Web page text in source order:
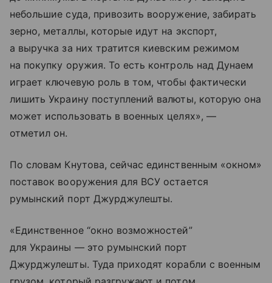
небольшие суда, привозить вооружение, забирать
зерно, металлы, которые идут на экспорт,
а выручка за них тратится киевским режимом
на покупку оружия. То есть контроль над Дунаем
играет ключевую роль в том, чтобы фактически
лишить Украину поступлений валюты, которую она
может использовать в военных целях», —
отметил он.
По словам Кнутова, сейчас единственным «окном»
поставок вооружения для ВСУ остается
румынский порт Джурджулешты.
«Единственное “окно возможностей”
для Украины — это румынский порт
Джурджулешты. Туда приходят корабли с военным